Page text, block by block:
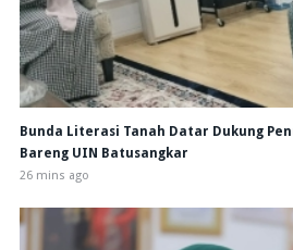
Bunda Literasi Tanah Datar Dukung
Bareng UIN Batusangkar
26 mins ago